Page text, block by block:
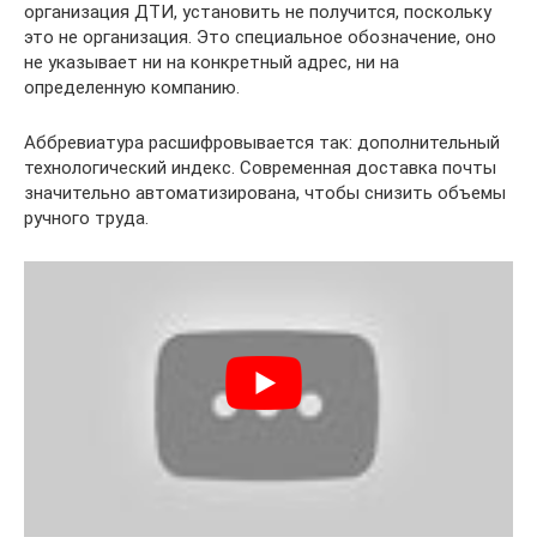
организация ДТИ, установить не получится, поскольку
это не организация. Это специальное обозначение, оно
не указывает ни на конкретный адрес, ни на
определенную компанию.
Аббревиатура расшифровывается так: дополнительный
технологический индекс. Современная доставка почты
значительно автоматизирована, чтобы снизить объемы
ручного труда.